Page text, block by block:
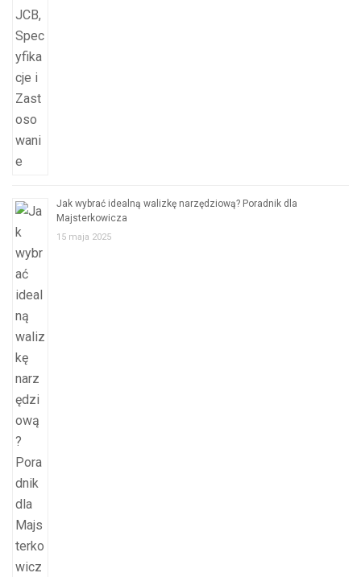
Jak wybrać idealną walizkę narzędziową? Poradnik dla
Majsterkowicza
15 maja 2025